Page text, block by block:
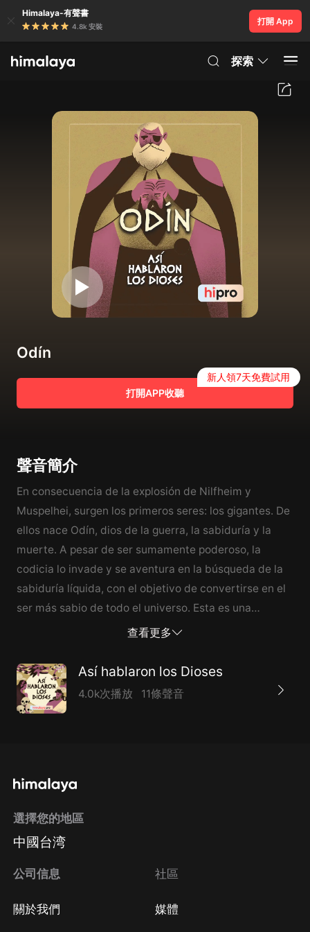
Himalaya-有聲書
4.8k 安裝
打開 App
探索
Odín
打開APP收聽
新人領7天免費試用
聲音簡介
En consecuencia de la explosión de Nilfheim y
Muspelhei, surgen los primeros seres: los gigantes. De
ellos nace Odín, dios de la guerra, la sabiduría y la
muerte. A pesar de ser sumamente poderoso, la
codicia lo invade y se aventura en la búsqueda de la
sabiduría líquida, con el objetivo de convertirse en el
ser más sabio de todo el universo. Esta es una
producción original de Himalaya.
查看更多
Así hablaron los Dioses
4.0k次播放 11條聲音
選擇您的地區
中國台湾
公司信息
關於我們
社區
媒體